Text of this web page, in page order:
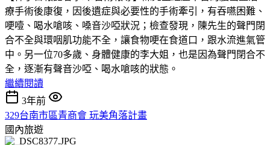
療手術後康復，因後遺症與必要性的手術牽引，有吞嚥困難、
哽噎、喝水嗆咳、嗓音沙啞狀況；檢查發現，陳先生的聲門閉
合不全與環咽肌功能不全，讓食物哽在食道口，跟水流進氣管
中。另一位70多歲、身體健康的李大姐，也是因為聲門閉合不
全，逐漸有聲音沙啞、喝水嗆咳的狀態。
繼續閱讀
3年前
329台南市區青商會 玩美角落計畫
國內旅遊